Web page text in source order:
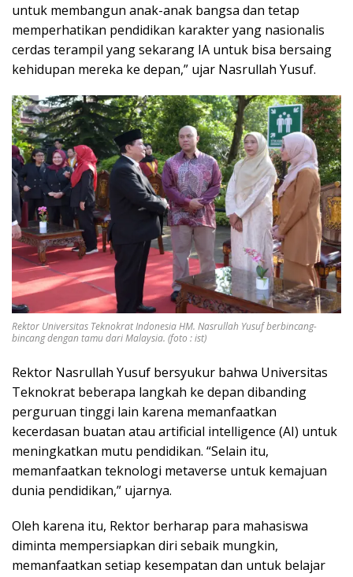
untuk membangun anak-anak bangsa dan tetap
memperhatikan pendidikan karakter yang nasionalis
cerdas terampil yang sekarang IA untuk bisa bersaing
kehidupan mereka ke depan,” ujar Nasrullah Yusuf.
Rektor Universitas Teknokrat Indonesia HM. Nasrullah Yusuf berbincang-
bincang dengan tamu dari Malaysia. (foto : ist)
Rektor Nasrullah Yusuf bersyukur bahwa Universitas
Teknokrat beberapa langkah ke depan dibanding
perguruan tinggi lain karena memanfaatkan
kecerdasan buatan atau artificial intelligence (AI) untuk
meningkatkan mutu pendidikan. “Selain itu,
memanfaatkan teknologi metaverse untuk kemajuan
dunia pendidikan,” ujarnya.
Oleh karena itu, Rektor berharap para mahasiswa
diminta mempersiapkan diri sebaik mungkin,
memanfaatkan setiap kesempatan dan untuk belajar